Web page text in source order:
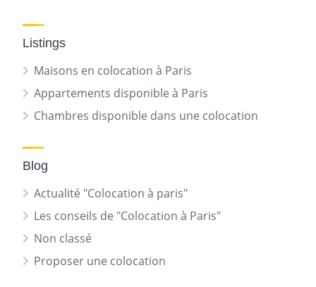
Listings
Maisons en colocation à Paris
Appartements disponible à Paris
Chambres disponible dans une colocation
Blog
Actualité "Colocation à paris"
Les conseils de "Colocation à Paris"
Non classé
Proposer une colocation